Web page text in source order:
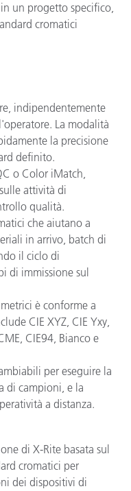
un progetto specifico,
cromatici
indipendentemente
La modalità
la precisione
definito.
o Color iMatch,
attività di
qualità.
che aiutano a
in arrivo, batch di
il ciclo di
di immissione sul
è conforme a
CIE XYZ, CIE Yxy,
CIE94, Bianco e
per eseguire la
di campioni, e la
a distanza.
di X-Rite basata sul
cromatici per
dei dispositivi di